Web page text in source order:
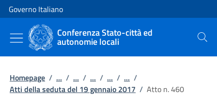
Vai al contenuto
Vai alla navigazione del sito
Governo Italiano
Conferenza Stato-città ed
autonomie locali Cerca
Homepage / ... / ... / ... / ... / ... /
Atti della seduta del 19 gennaio 2017 / Atto n. 460